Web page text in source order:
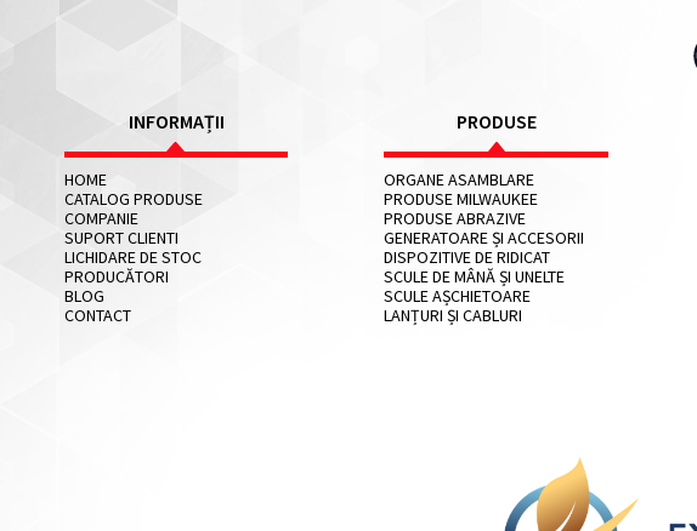
INFORMAȚII
HOME
CATALOG PRODUSE
COMPANIE
SUPORT CLIENTI
LICHIDARE DE STOC
PRODUCĂTORI
BLOG
CONTACT
PRODUSE
ORGANE ASAMBLARE
PRODUSE MILWAUKEE
PRODUSE ABRAZIVE
GENERATOARE ȘI ACCESORII
DISPOZITIVE DE RIDICAT
SCULE DE MÂNĂ ȘI UNELTE
SCULE AȘCHIETOARE
LANȚURI ȘI CABLURI